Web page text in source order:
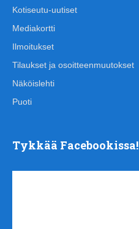
Kotiseutu-uutiset
Mediakortti
Ilmoitukset
Tilaukset ja osoitteenmuutokset
Näköislehti
Puoti
Tykkää Facebookissa!